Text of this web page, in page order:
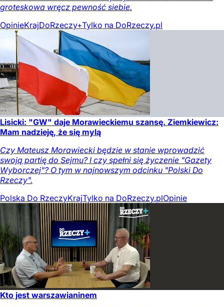
groteskowa wręcz pewność siebie.
OpinieKrajDoRzeczy+Tylko na DoRzeczy.pl
Lisicki: "GW" daje Morawieckiemu szansę. Ziemkiewicz:
Mam nadzieję, że się mylą
Czy Mateusz Morawiecki będzie w stanie wprowadzić
swoją partię do Sejmu? I czy spełni się życzenie "Gazety
Wyborczej"? O tym w najnowszym odcinku "Polski Do
Rzeczy".
Polska Do RzeczyKrajTylko na DoRzeczy.plOpinie
Kto jest warszawianinem